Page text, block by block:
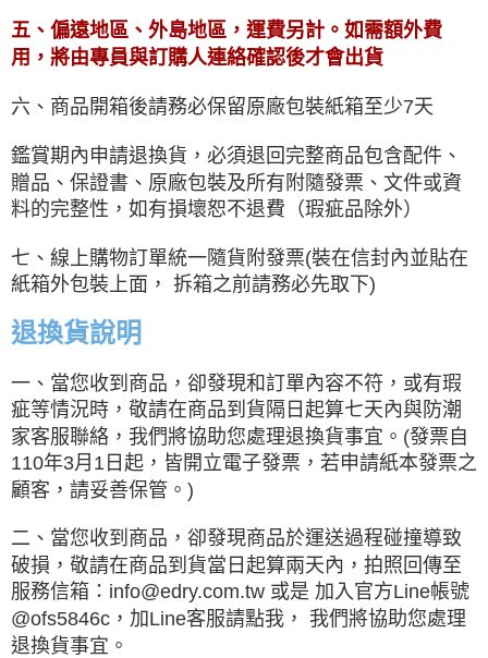
五、偏遠地區、外島地區，運費另計。如需額外費
用，將由專員與訂購人連絡確認後才會出貨
六、商品開箱後請務必保留原廠包裝紙箱至少7天
鑑賞期內申請退換貨，必須退回完整商品包含配件、
贈品、保證書、原廠包裝及所有附隨發票、文件或資
料的完整性，如有損壞恕不退費（瑕疵品除外）
七、線上購物訂單統一隨貨附發票(裝在信封內並貼在
紙箱外包裝上面， 拆箱之前請務必先取下)
退換貨說明
一、當您收到商品，卻發現和訂單內容不符，或有瑕
疵等情況時，敬請在商品到貨隔日起算七天內與防潮
家客服聯絡，我們將協助您處理退換貨事宜。(發票自
110年3月1日起，皆開立電子發票，若申請紙本發票之
顧客，請妥善保管。)
二、當您收到商品，卻發現商品於運送過程碰撞導致
破損，敬請在商品到貨當日起算兩天內，拍照回傳至
服務信箱：info@edry.com.tw 或是 加入官方Line帳號
@ofs5846c，加Line客服請點我， 我們將協助您處理
退換貨事宜。